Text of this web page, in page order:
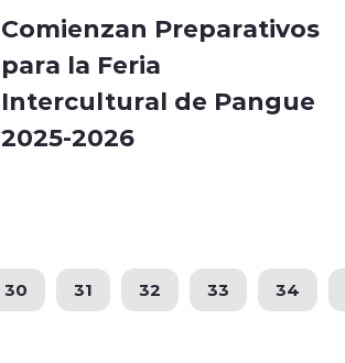
Comienzan Preparativos
para la Feria
Intercultural de Pangue
2025-2026
30 31 32 33 34